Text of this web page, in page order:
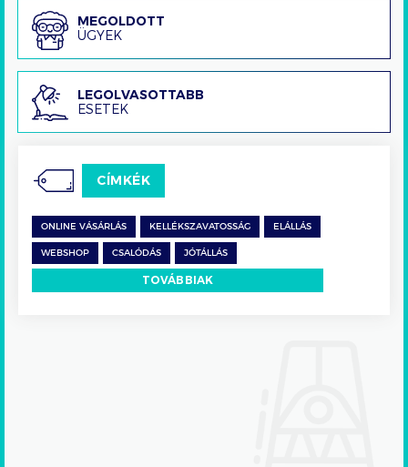
Megoldott
ügyek
MEGOLDOTT
ÜGYEK
Legolvasottabb
esetek
LEGOLVASOTTABB
ESETEK
CÍMKÉK
ONLINE VÁSÁRLÁS KELLÉKSZAVATOSSÁG ELÁLLÁS
WEBSHOP CSALÓDÁS JÓTÁLLÁS
TOVÁBBIAK